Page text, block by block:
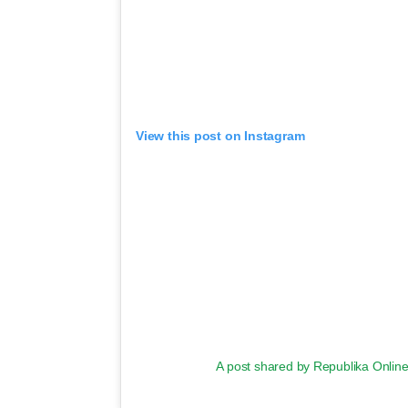
View this post on Instagram
A post shared by Republika